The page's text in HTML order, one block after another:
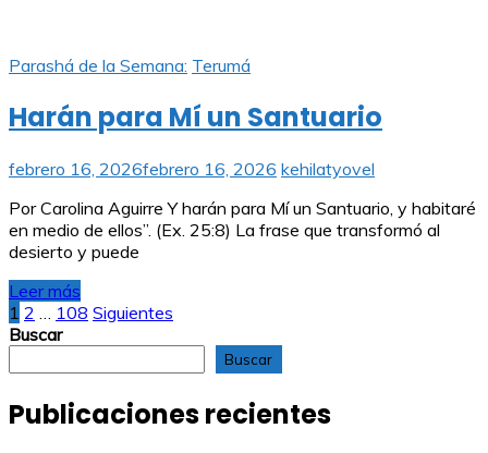
Parashá de la Semana: Terumá
Harán para Mí un Santuario
febrero 16, 2026febrero 16, 2026 kehilatyovel
Por Carolina Aguirre Y harán para Mí un Santuario, y habitaré
en medio de ellos”. (Ex. 25:8) La frase que transformó al
desierto y puede
Leer más
Paginación
de
entradas
1 2 … 108 Siguientes
Buscar
Buscar
Publicaciones recientes